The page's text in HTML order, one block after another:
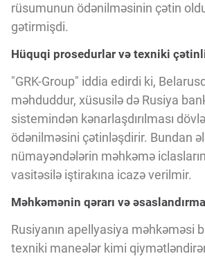
Vizyoner Baxışı
Innovasiya Bələdçisi
Gələcəyin Təhlili
Podkastlar
rüsumunun ödənilməsinin çətin
gətirmişdi.
Hüquqi prosedurlar və texniki
"GRK-Group" iddia edirdi ki,
məhduddur, xüsusilə də Rusiya
sistemindən kənarlaşdırılması
ödənilməsini çətinləşdirir. Bundan
nümayəndələrin məhkəmə
vasitəsilə iştirakına icazə verilmir.
Məhkəmənin qərarı və
Rusiyanın apellyasiya məhkəməsi
texniki maneələr kimi